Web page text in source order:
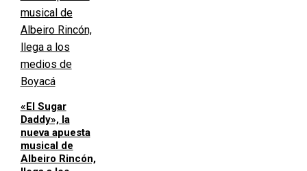
«El Sugar
Daddy», la
nueva apuesta
musical de
Albeiro Rincón,